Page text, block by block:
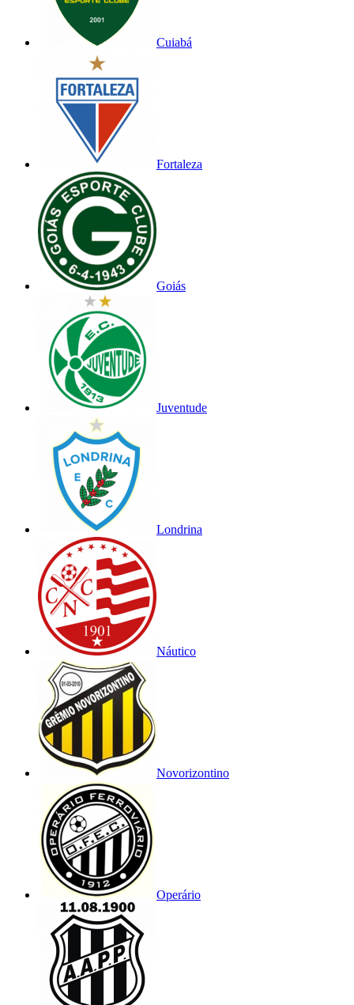
Cuiabá
Fortaleza
Goiás
Juventude
Londrina
Náutico
Novorizontino
Operário